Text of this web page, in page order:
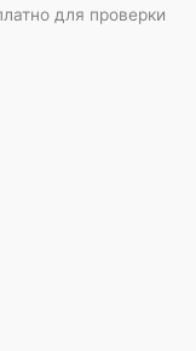
для проверки